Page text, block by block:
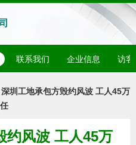
联系我们 企业信息 访客
深圳工地承包方毁约风波 工人45万
约风波 工人45万